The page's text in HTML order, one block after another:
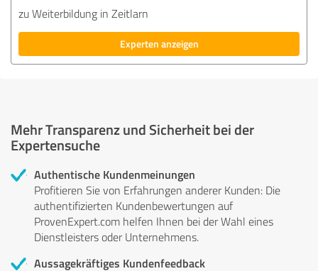
zu Weiterbildung in Zeitlarn
Experten anzeigen
Mehr Transparenz und Sicherheit bei der
Expertensuche
Authentische Kundenmeinungen
Profitieren Sie von Erfahrungen anderer Kunden: Die
authentifizierten Kundenbewertungen auf
ProvenExpert.com helfen Ihnen bei der Wahl eines
Dienstleisters oder Unternehmens.
Aussagekräftiges Kundenfeedback